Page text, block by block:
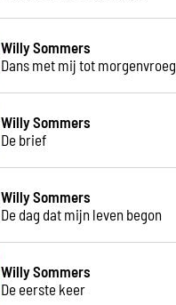
Willy Sommers
Dans met mij tot morgenvroeg
Willy Sommers
De brief
Willy Sommers
De dag dat mijn leven begon
Willy Sommers
De eerste keer